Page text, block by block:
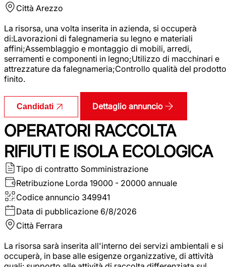
Città Arezzo
La risorsa, una volta inserita in azienda, si occuperà
di:Lavorazioni di falegnameria su legno e materiali
affini;Assemblaggio e montaggio di mobili, arredi,
serramenti e componenti in legno;Utilizzo di macchinari e
attrezzature da falegnameria;Controllo qualità del prodotto
finito.
Candidati Dettaglio annuncio
OPERATORI RACCOLTA
RIFIUTI E ISOLA ECOLOGICA
Tipo di contratto Somministrazione
Retribuzione Lorda 19000 - 20000 annuale
Codice annuncio 349941
Data di pubblicazione 6/8/2026
Città Ferrara
La risorsa sarà inserita all'interno dei servizi ambientali e si
occuperà, in base alle esigenze organizzative, di attività